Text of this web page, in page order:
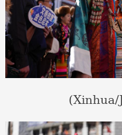
(Xinhua/